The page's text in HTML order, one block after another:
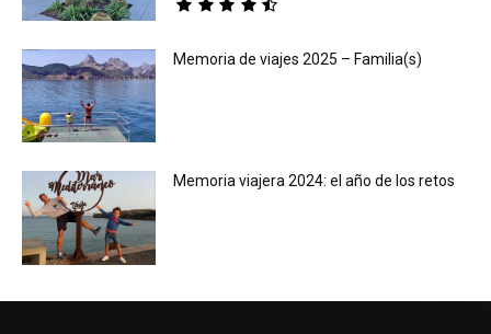
Memoria de viajes 2025 – Familia(s)
Memoria viajera 2024: el año de los retos